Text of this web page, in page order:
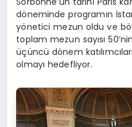
döneminde programın
yönetici mezun oldu ve
toplam mezun sayısı
üçüncü dönem
olmayı hedefliyor.